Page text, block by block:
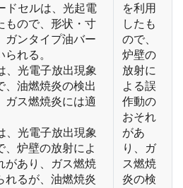
ドセルは、光起電
もので、形状・寸
ガンタイプ油バー
れる。
、光電子放出現象
、油燃焼炎の検出
ガス燃焼炎には適
、光電子放出現象
、炉壁の放射によ
があり、ガス燃焼
れるが、油燃焼炎
を利用
したも
ので、
炉壁の
放射に
よる誤
作動の
おそれ
があ
り、ガ
ス燃焼
炎の検